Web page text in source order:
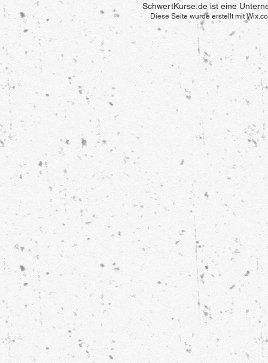
SchwertKurse.de ist eine
Diese Seite wurde erstellt mit